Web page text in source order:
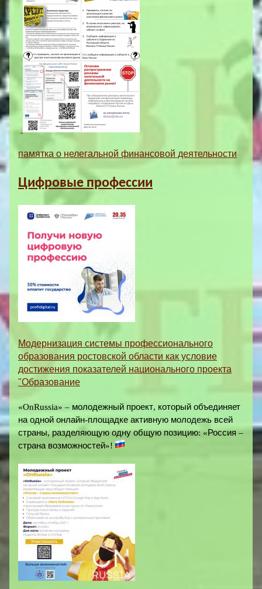
памятка о нелегальной финансовой деятельности
Цифровые профессии
Модернизация системы профессионального
образования ростовской области как условие
достижения показателей национального проекта
"Образование
«OnRussia» – молодежный проект, который объединяет
на одной онлайн-площадке активную молодежь всей
страны,разделяющую одну общую позицию: «Россия –
страна возможностей»!